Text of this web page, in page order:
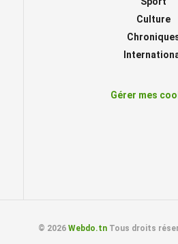
Culture
Gérer mes
© 2026 Webdo.tnTous droits